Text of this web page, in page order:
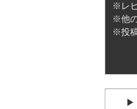
※レ
※他
※投
▶︎